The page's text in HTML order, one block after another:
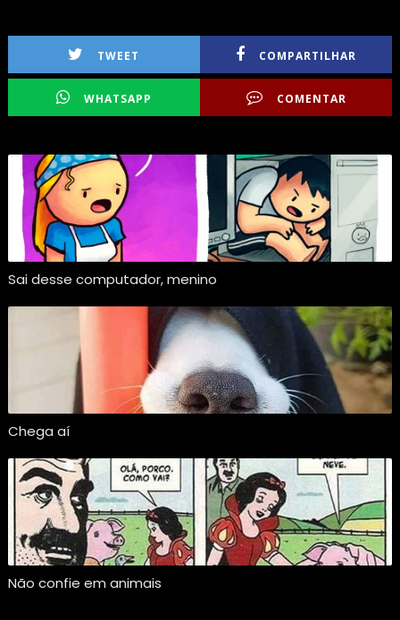
TWEET COMPARTILHAR
WHATSAPP COMENTAR
Sai desse computador, menino
Chega aí
Não confie em animais